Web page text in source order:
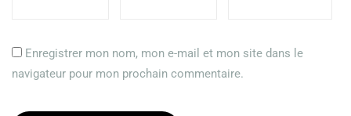
Enregistrer mon nom, mon e-mail et mon site dans le
navigateur pour mon prochain commentaire.